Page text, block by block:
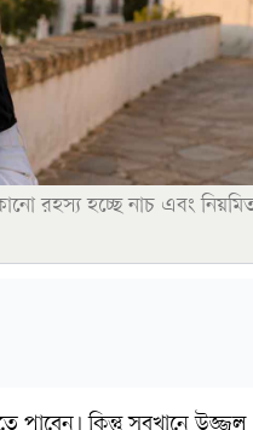
রহস্য হচ্ছে নাচ এবং